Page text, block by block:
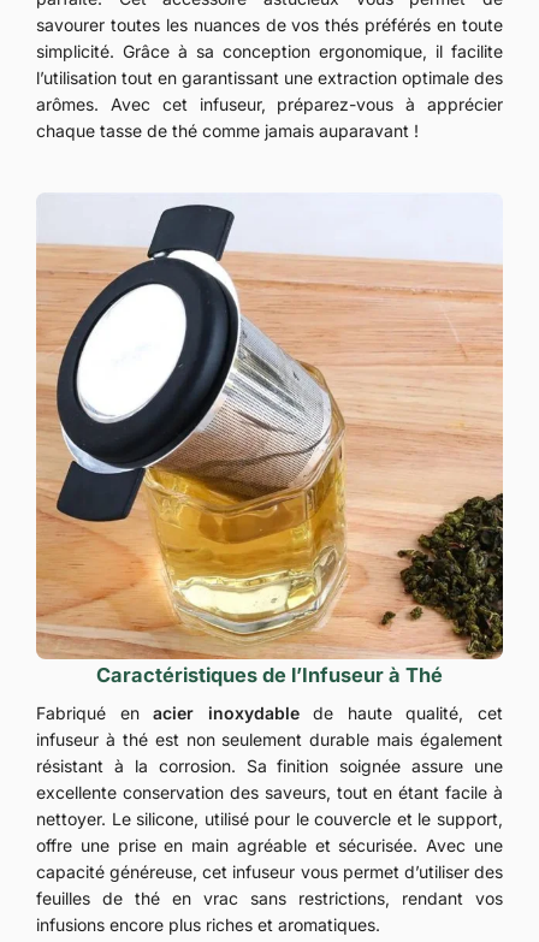
savourer toutes les nuances de vos thés préférés en toute
simplicité. Grâce à sa conception ergonomique, il facilite
l’utilisation tout en garantissant une extraction optimale des
arômes. Avec cet infuseur, préparez-vous à apprécier
chaque tasse de thé comme jamais auparavant !
Caractéristiques de l’Infuseur à Thé
Fabriqué enacier inoxydablede haute qualité, cet
infuseur à thé est non seulement durable mais également
résistant à la corrosion. Sa finition soignée assure une
excellente conservation des saveurs, tout en étant facile à
nettoyer. Le silicone, utilisé pour le couvercle et le support,
offre une prise en main agréable et sécurisée. Avec une
capacité généreuse, cet infuseur vous permet d’utiliser des
feuilles de thé en vrac sans restrictions, rendant vos
infusions encore plus riches et aromatiques.